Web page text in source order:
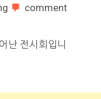
comment
난 전시회입니